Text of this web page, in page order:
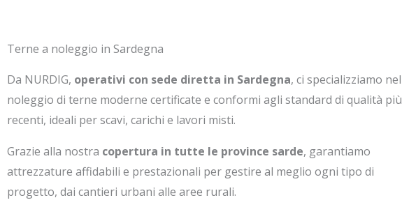
Terne a noleggio in Sardegna
Da NURDIG, operativi con sede diretta in Sardegna, ci specializziamo nel
noleggio di terne moderne certificate e conformi agli standard di qualità più
recenti, ideali per scavi, carichi e lavori misti.
Grazie alla nostra copertura in tutte le province sarde, garantiamo
attrezzature affidabili e prestazionali per gestire al meglio ogni tipo di
progetto, dai cantieri urbani alle aree rurali.